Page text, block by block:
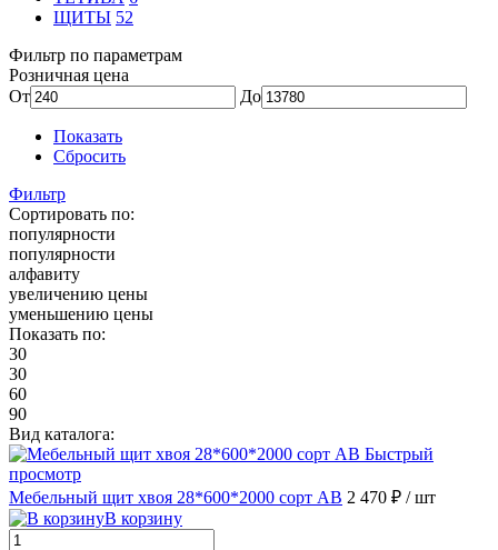
ЩИТЫ 52
Фильтр по параметрам
Розничная цена
От
До
Показать
Сбросить
Фильтр
Сортировать по:
популярности
популярности
алфавиту
увеличению цены
уменьшению цены
Показать по:
30
30
60
90
Вид каталога:
Быстрый
просмотр
Мебельный щит хвоя 28*600*2000 сорт АВ 2 470 ₽ / шт
В корзину